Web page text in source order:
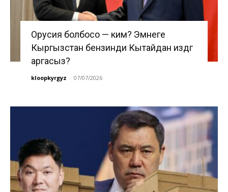
Орусия болбосо — ким? Эмнеге
Кыргызстан бензинди Кытайдан издөөгө
аргасыз?
kloopkyrgyz - 07/07/2026